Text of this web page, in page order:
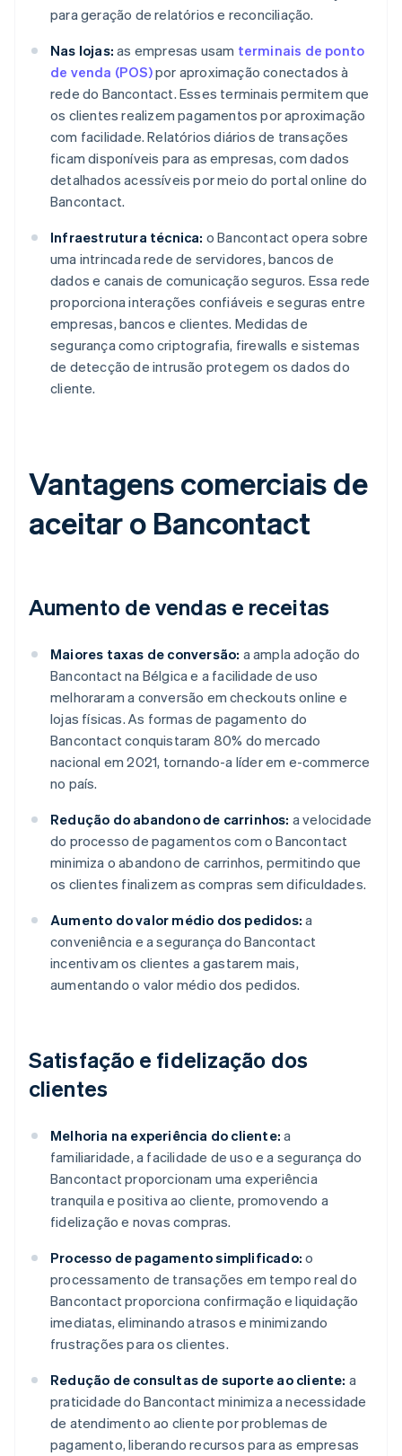
para geração de relatórios e reconciliação.
Nas lojas: as empresas usam terminais de ponto
de venda (POS)por aproximação conectados à
rede do Bancontact. Esses terminais permitem que
os clientes realizem pagamentos por aproximação
com facilidade. Relatórios diários de transações
ficam disponíveis para as empresas, com dados
detalhados acessíveis por meio do portal online do
Bancontact.
Infraestrutura técnica: o Bancontact opera sobre
uma intrincada rede de servidores, bancos de
dados e canais de comunicação seguros. Essa rede
proporciona interações confiáveis e seguras entre
empresas, bancos e clientes. Medidas de
segurança como criptografia, firewalls e sistemas
de detecção de intrusão protegem os dados do
cliente.
Vantagens comerciais de
aceitar o Bancontact
Aumento de vendas e receitas
Maiores taxas de conversão: a ampla adoção do
Bancontact na Bélgica e a facilidade de uso
melhoraram a conversão em checkouts online e
lojas físicas. As formas de pagamento do
Bancontact conquistaram 80% do mercado
nacional em 2021, tornando-a líder em e-commerce
no país.
Redução do abandono de carrinhos: a velocidade
do processo de pagamentos com o Bancontact
minimiza o abandono de carrinhos, permitindo que
os clientes finalizem as compras sem dificuldades.
Aumento do valor médio dos pedidos: a
conveniência e a segurança do Bancontact
incentivam os clientes a gastarem mais,
aumentando o valor médio dos pedidos.
Satisfação e fidelização dos
clientes
Melhoria na experiência do cliente: a
familiaridade, a facilidade de uso e a segurança do
Bancontact proporcionam uma experiência
tranquila e positiva ao cliente, promovendo a
fidelização e novas compras.
Processo de pagamento simplificado: o
processamento de transações em tempo real do
Bancontact proporciona confirmação e liquidação
imediatas, eliminando atrasos e minimizando
frustrações para os clientes.
Redução de consultas de suporte ao cliente: a
praticidade do Bancontact minimiza a necessidade
de atendimento ao cliente por problemas de
pagamento, liberando recursos para as empresas